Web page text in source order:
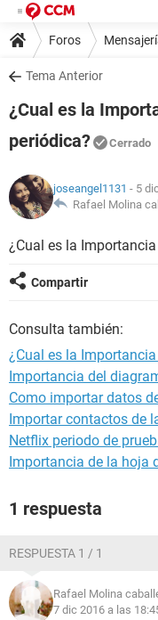
Foros
Tema Anterior
¿Cual es la
periódica?
Cerrado
joseangel1131 - 5
Rafael Molina
¿Cual es la
Compartir
Consulta también:
¿Cual es la
Importancia del
Como importar datos
Importar contactos de
Netflix periodo de
Importancia de la hoja
1 respuesta
RESPUESTA 1 / 1
Rafael Molina
7 dic 2016 a las